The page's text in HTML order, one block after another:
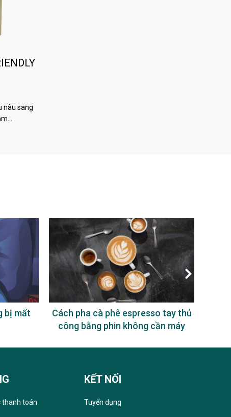
nâu sang
bị mất
Cách pha cà phê espresso tay thủ
công bằng phin không cần máy
thanh toán
KẾT NỐI
Tuyển dụng